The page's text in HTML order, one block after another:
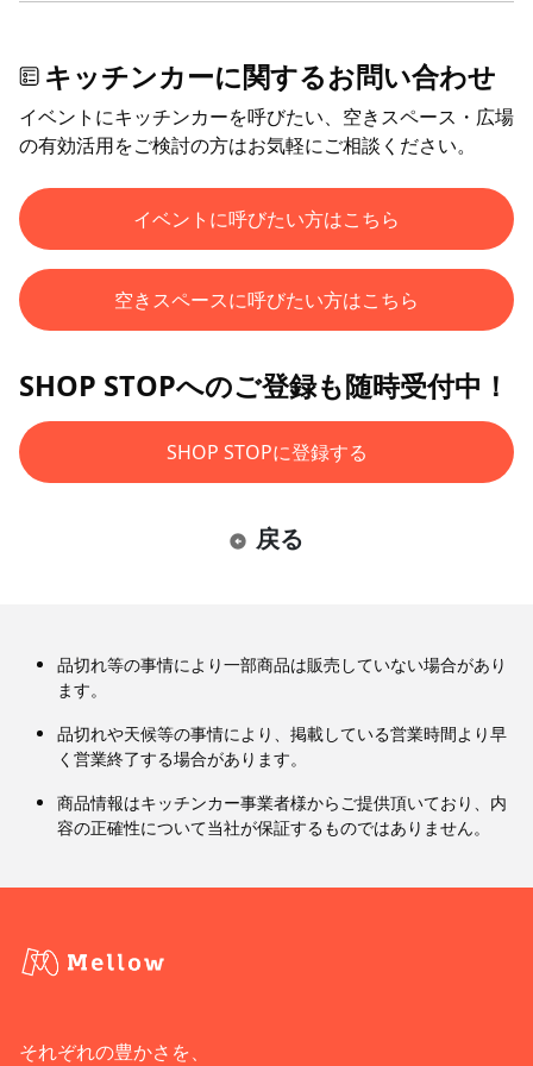
キッチンカーに関するお問い合わせ
イベントにキッチンカーを呼びたい、空きスペース・広場
の有効活用をご検討の方はお気軽にご相談ください。
イベントに呼びたい方はこちら
空きスペースに呼びたい方はこちら
SHOP STOPへのご登録も随時受付中！
SHOP STOPに登録する
戻る
品切れ等の事情により一部商品は販売していない場合があり
ます。
品切れや天候等の事情により、掲載している営業時間より早
く営業終了する場合があります。
商品情報はキッチンカー事業者様からご提供頂いており、内
容の正確性について当社が保証するものではありません。
それぞれの豊かさを、